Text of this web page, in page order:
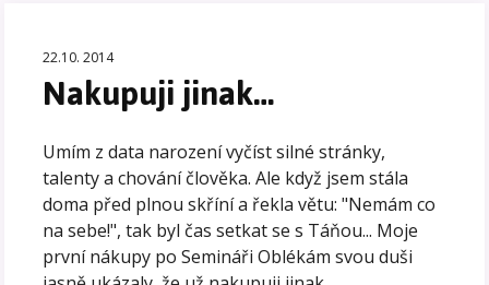
22.10. 2014
Nakupuji jinak…
Umím z data narození vyčíst silné stránky,
talenty a chování člověka. Ale když jsem stála
doma před plnou skříní a řekla větu: "Nemám co
na sebe!", tak byl čas setkat se s Táňou... Moje
první nákupy po Semináři Oblékám svou duši